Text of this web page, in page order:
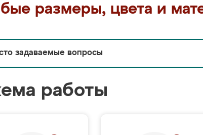
размеры, цвета и
задаваемые вопросы
работы